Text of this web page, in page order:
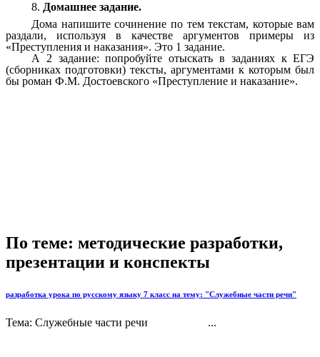
8. Домашнее задание.
Дома напишите сочинение по тем текстам, которые вам
раздали, используя в качестве аргументов примеры из
«Преступления и наказания». Это 1 задание.
А 2 задание: попробуйте отыскать в заданиях к ЕГЭ
(сборниках подготовки) тексты, аргументами к которым был
бы роман Ф.М. Достоевского «Преступление и наказание».
По теме: методические разработки,
презентации и конспекты
разработка урока по русскому языку 7 класс на тему: "Служебные части речи"
Тема: Служебные части речи ...